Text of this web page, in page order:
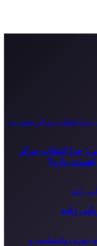
چرا انتخاب مرکز
دارد؟
زاده